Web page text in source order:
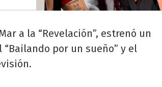
a la “Revelación”, estrenó un
por un sueño” y el